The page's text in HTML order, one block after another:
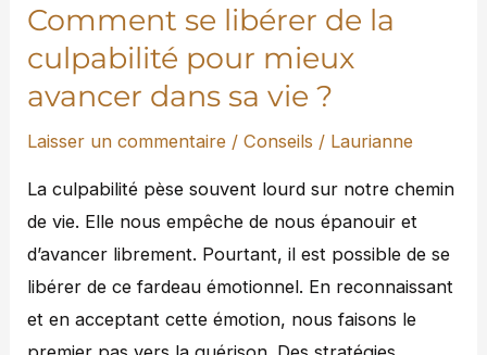
Comment se libérer de la
culpabilité pour mieux
avancer dans sa vie ?
Laisser un commentaire /Conseils / Laurianne
La culpabilité pèse souvent lourd sur notre chemin
de vie. Elle nous empêche de nous épanouir et
d’avancer librement. Pourtant, il est possible de se
libérer de ce fardeau émotionnel. En reconnaissant
et en acceptant cette émotion, nous faisons le
dans
sa
vie
?